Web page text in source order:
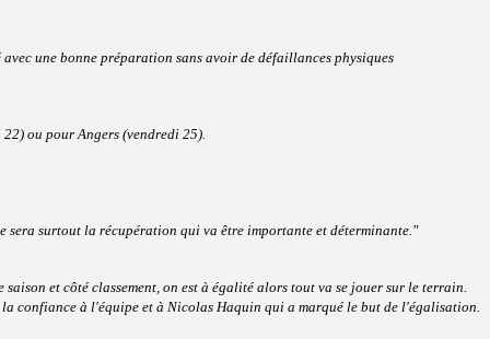
une bonne préparation sans avoir de défaillances physiques
ou pour Angers (vendredi 25).
sera surtout la récupération qui va être importante et déterminante."
et côté classement, on est à égalité alors tout va se jouer sur le terrain.
confiance à l'équipe et à Nicolas Haquin qui a marqué le but de l'égalisation.